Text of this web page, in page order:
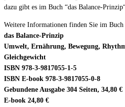
dazu gibt es im Buch “das Balance-
Weitere Informationen finden Sie im Buch
das Balance-Prinzip
Umwelt, Ernährung, Bewegung,
Gleichgewicht
ISBN 978-3-9817055-1-5
ISBN E-book 978-3-9817055-0-8
Gebundene Ausgabe 304 Seiten, 34,80 €
E-book 24,80 €